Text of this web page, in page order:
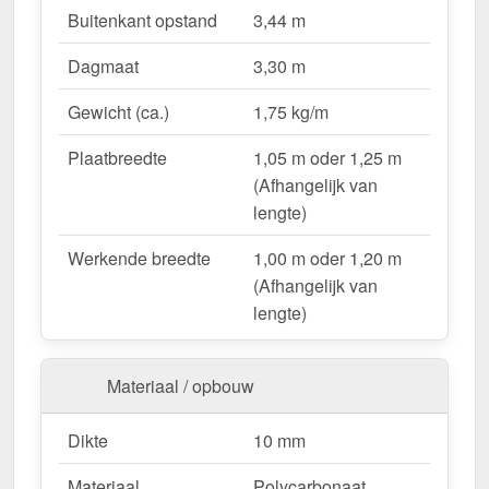
Lichtdoorlatend– Ca. 57 % natuurlijk licht.
UV-bestendig & weerproof– Bestand tegen
zon, regen & hagel.
Montageklaar geleverd – Inclusief bevestiging &
eenvoudig te plaatsen.
Variabele plaatbreedte
– 1,05 m oder 1,25 m
– 10 jaar op materiaalkwaliteit voor
betrouwbaarheid.
Ideal für folgende Anwendungen:
Hallen & loodsenhallen– Lichtstraat voor
industriële toepassingen.
Droogloop & deurluifels
bescherming.
Carports & bootoverkappingen
weersbestendig.
Buitenkant opstand
3,44 m
Dagmaat
3,30 m
Gewicht (ca.)
1,75 kg/m
Plaatbreedte
1,05 m oder 1,25 m
(Afhangelijk van
lengte)
Werkende breedte
1,00 m oder 1,20 m
(Afhangelijk van
lengte)
Materiaal / opbouw
Dikte
10 mm